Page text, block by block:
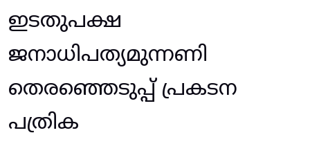
ഇടതുപക്ഷ
ജനാധിപത്യമുന്നണി
തെരഞ്ഞെടുപ്പ് പ്രകടന
പത്രിക